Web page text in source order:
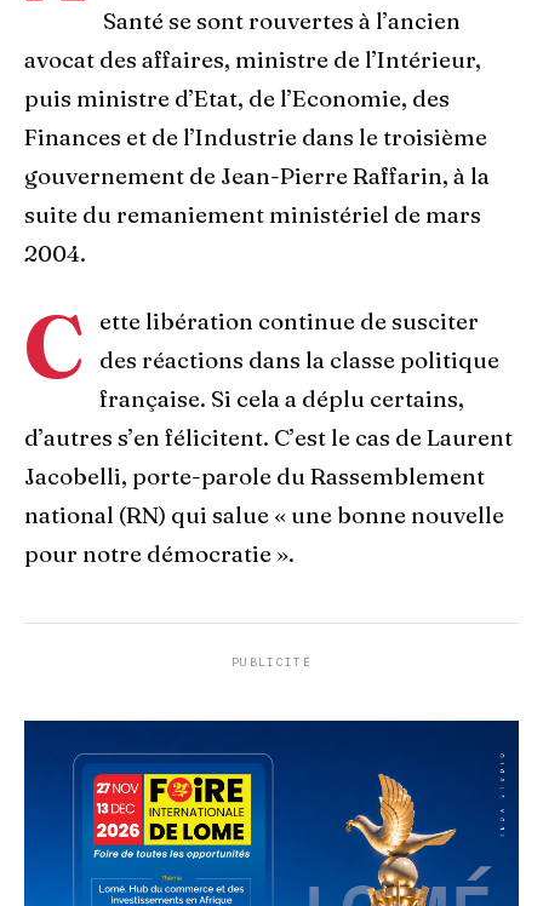
Santé se sont rouvertes à l’ancien
avocat des affaires, ministre de l’Intérieur,
puis ministre d’Etat, de l’Economie, des
Finances et de l’Industrie dans le troisième
gouvernement de Jean-Pierre Raffarin, à la
suite du remaniement ministériel de mars
2004.
C
ette libération continue de susciter
des réactions dans la classe politique
française. Si cela a déplu certains,
d’autres s’en félicitent. C’est le cas de Laurent
Jacobelli, porte-parole du Rassemblement
national (RN) qui salue « une bonne nouvelle
pour notre démocratie ».
PUBLICITÉ